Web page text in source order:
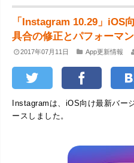
「Instagram 10.29」iOS
具合の修正とパフォーマ
2017年07月11日 App更新情報
Instagramは、iOS向け最新バー
ースしました。